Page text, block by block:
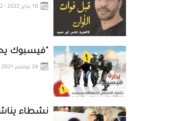
10 يناير 2022 - 12:02
"فيسبوك
24 نوفمبر 2021 - 12:27
نشطاء